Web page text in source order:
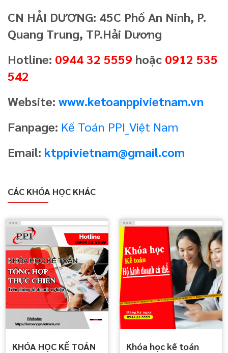
CN HẢI DƯƠNG: 45C Phố An Ninh, P.
Quang Trung, TP.Hải Dương
Hotline: 0944 32 5559 hoặc 0912 535
542
Website: www.ketoanppivietnam.vn
Fanpage: Kế Toán PPI_Việt Nam
Email: ktppivietnam@gmail.com
CÁC KHÓA HỌC KHÁC
KHÓA HỌC KẾ TOÁN
Khóa học kế toán